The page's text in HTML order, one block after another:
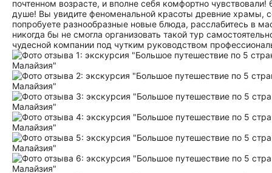
почтенном возрасте, и вполне себя комфортно
душе! Вы увидите феноменальной красоты древние
попробуете разнообразные новые блюда, расслабитесь в
никогда бы не смогла организовать такой тур
чудесной компании под чутким руководством